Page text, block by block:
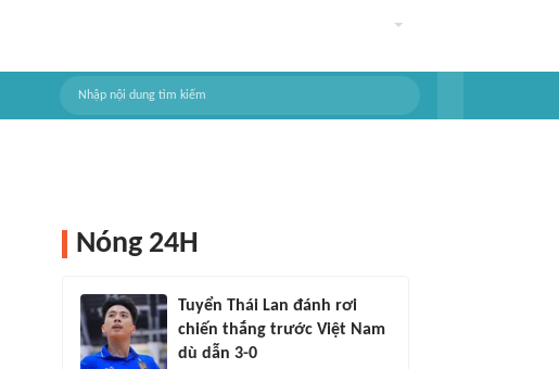
Nóng 24H
Tuyển Thái Lan đánh rơi
chiến thắng trước Việt Nam
dù dẫn 3-0